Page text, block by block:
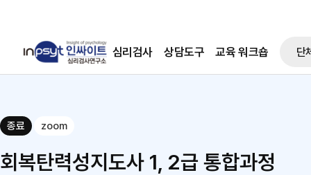
심리검사 상담도구 교육 워크숍 단
종료 zoom
회복탄력성지도사 1, 2급 통합과정